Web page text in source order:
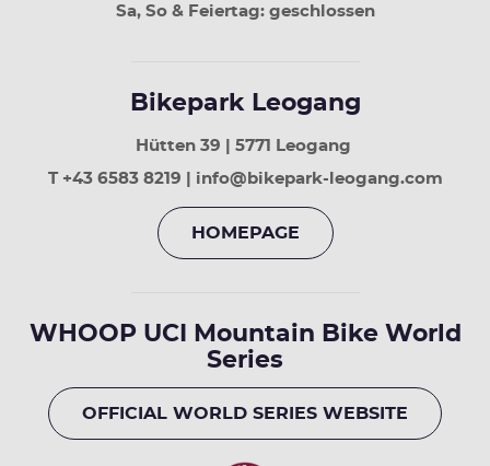
Sa, So & Feiertag: geschlossen
Bikepark Leogang
Hütten 39 | 5771 Leogang
T +43 6583 8219 | info@bikepark-leogang.com
HOMEPAGE
WHOOP UCI Mountain Bike World
Series
OFFICIAL WORLD SERIES WEBSITE